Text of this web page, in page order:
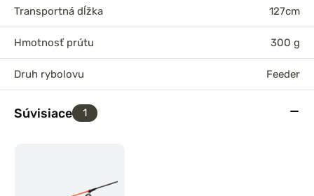
Transportná dĺžka 127cm
Hmotnosť prútu 300 g
Druh rybolovu Feeder
Súvisiace 1